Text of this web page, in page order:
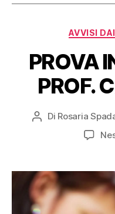
AVVISI
PROVA
PROF.
Di Rosaria